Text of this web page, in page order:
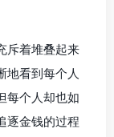
斥着堆叠起来
地看到每个人
每个人却也如
逐金钱的过程